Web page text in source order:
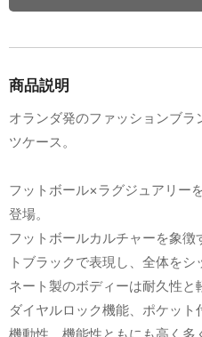
商品説明
オランダ発のファッションブ
ツケース。
フットボール×ラグジュアリー
登場。
フットボールカルチャーを象
トブラックで表現し、全体を
ネート製のボディーは耐久性と
ダイヤルロック機能、ポケット